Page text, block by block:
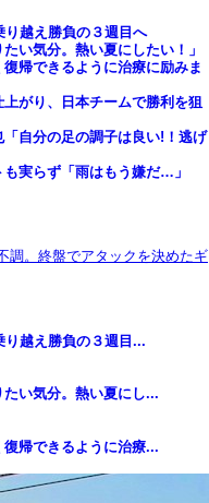
越え勝負の３週目へ
い気分。熱い夏にしたい！」
帰できるように治療に励みま
がり、日本チームで勝利を狙
自分の足の調子は良い!！逃げ
実らず「雨はもう嫌だ…」
調。終盤でアタックを決めたギ
越え勝負の３週目...
い気分。熱い夏にし...
帰できるように治療...